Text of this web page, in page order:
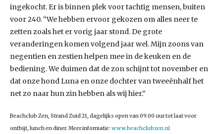
ingekocht. Er is binnen plek voor tachtig mensen, buiten
voor 240. “We hebben ervoor gekozen om alles neer te
zetten zoals het er vorig jaar stond. De grote
veranderingen komen volgend jaar wel. Mijn zoons van
negentien en zestien helpen mee in de keuken en de
bediening. We duimen dat de zon schijnt tot november en
dat onze hond Luna en onze dochter van tweeënhalf het
net zo naar hun zin hebben als wij hier.”
Beachclub Zen, Strand Zuid 21, dagelijks open van 09.00 uur tot laat voor
ontbijt, lunch en diner. Meer informatie: www.beachclubzen.nl